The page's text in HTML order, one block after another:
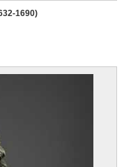
1690)